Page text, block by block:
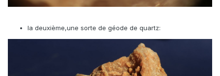
la deuxième,une sorte de géode de quartz: